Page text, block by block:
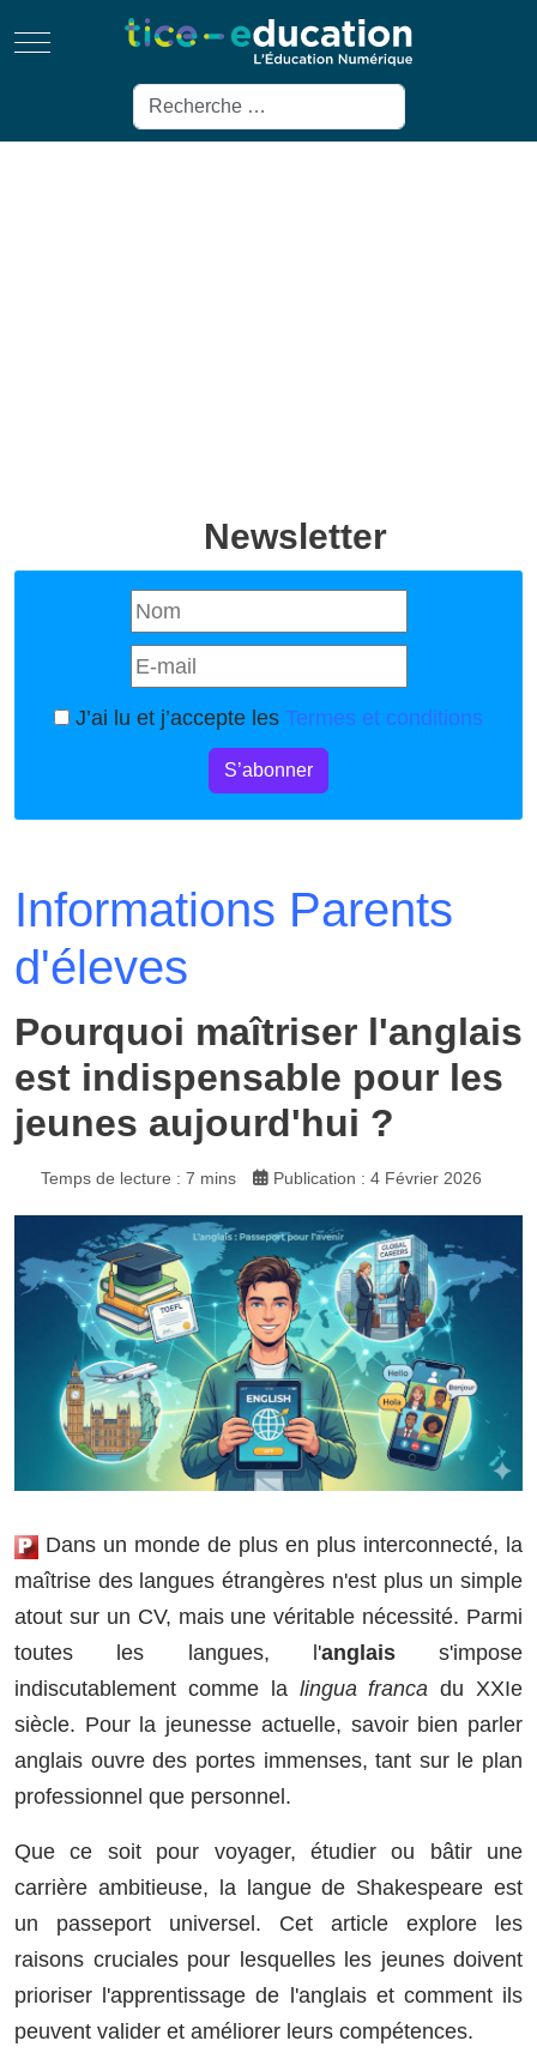
Mobile Menu Toggle
Rechercher
Newsletter
J’ai lu et j’accepte les Termes et conditions
S’abonner
Informations Parents
d'éleves
Pourquoi maîtriser l'anglais
est indispensable pour les
jeunes aujourd'hui ?
Temps de lecture : 7 mins Publication : 4 Février 2026
Dans un monde de plus en plus interconnecté, la
maîtrise des langues étrangères n'est plus un simple
atout sur un CV, mais une véritable nécessité. Parmi
toutes les langues, l'anglaiss'impose
indiscutablement comme la lingua franca du XXIe
siècle. Pour la jeunesse actuelle, savoir bien parler
anglais ouvre des portes immenses, tant sur le plan
professionnel que personnel.
Que ce soit pour voyager, étudier ou bâtir une
carrière ambitieuse, la langue de Shakespeare est
un passeport universel. Cet article explore les
raisons cruciales pour lesquelles les jeunes doivent
prioriser l'apprentissage de l'anglais et comment ils
peuvent valider et améliorer leurs compétences.